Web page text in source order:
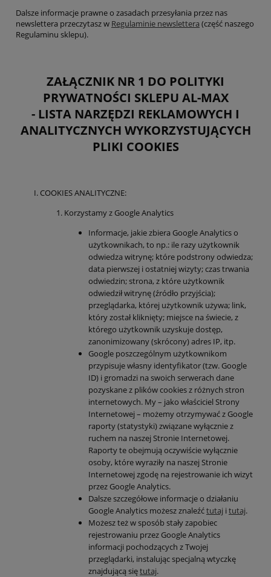
Dalsze informacje prawne o zasadach przesyłania przez nas
newslettera przeczytasz w Regulaminie newslettera (część naszego
Regulaminu sklepu).
ZAŁĄCZNIK NR 1 DO POLITYKI
PRYWATNOŚCI SKLEPU AL-MAX
- LISTA NARZĘDZI REKLAMOWYCH I
ANALITYCZNYCH WYKORZYSTUJĄCYCH
PLIKI COOKIES
COOKIES ANALITYCZNE:
Korzystamy z Google Analytics
Informacje, jakie zbiera Google Analytics o
użytkownikach, to np.: ile razy użytkownik
odwiedza witrynę; które podstrony odwiedza;
data pierwszej i ostatniej wizyty; czas trwania
odwiedzin; strona, z które użytkownik
odwiedził witrynę (źródło przyjścia);
przeglądarka, której użytkownik używa; link,
który został kliknięty; miejsce na świecie, z
którego użytkownik uzyskuje dostęp,
zanonimizowany (skrócony) adres IP, itp.
Google poszczególnym użytkownikom
przypisuje własny identyfikator (tzw. Google
ID) i gromadzi na swoich serwerach dane
pozyskane z plików cookies z różnych stron
internetowych. My – jako właściciel Strony
Internetowej – możemy otrzymywać z Google
raporty (statystyki) związane wyłącznie z
ruchem na naszej Stronie Internetowej.
Raporty te obejmują oczywiście wyłącznie
osoby, które wyraziły na naszej Stronie
Internetowej zgodę na rejestrowanie ich wizyt
przez Google Analytics.
Dalsze szczegółowe informacje o działaniu
Google Analytics możesz znaleźćtutaj i tutaj.
Możesz też w sposób stały zapobiec
rejestrowaniu przez Google Analytics
informacji pochodzących z Twojej
przeglądarki, instalując specjalną wtyczkę
znajdującą siętutaj.